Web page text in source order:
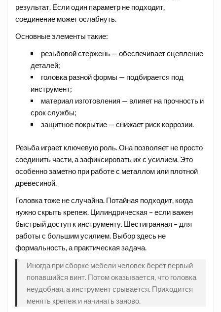
результат. Если один параметр не подходит,
соединение может ослабнуть.
Основные элементы такие:
резьбовой стержень — обеспечивает сцепление
деталей;
головка разной формы — подбирается под
инструмент;
материал изготовления — влияет на прочность и
срок службы;
защитное покрытие — снижает риск коррозии.
Резьба играет ключевую роль. Она позволяет не просто
соединить части, а зафиксировать их с усилием. Это
особенно заметно при работе с металлом или плотной
древесиной.
Головка тоже не случайна. Потайная подходит, когда
нужно скрыть крепеж. Цилиндрическая – если важен
быстрый доступ к инструменту. Шестигранная – для
работы с большим усилием. Выбор здесь не
формальность, а практическая задача.
Иногда при сборке мебели человек берет первый
попавшийся винт. Потом оказывается, что головка
неудобная, а инструмент срывается. Приходится
менять крепеж и начинать заново.